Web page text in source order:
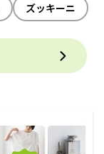
ズッキーニ